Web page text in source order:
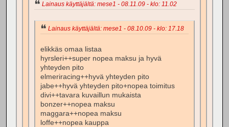
Lainaus käyttäjältä: mese1 - 08.11.09 - klo: 11.02
Lainaus käyttäjältä: mese1 - 08.10.09 - klo: 17.18
elikkäs omaa listaa
hyrsleri++super nopea maksu ja hyvä
yhteyden pito
elmeriracing++hyvä yhteyden pito
jabe++hyvä yhteyden pito+nopea toimitus
divi++tavara kuvaillun mukaista
bonzer++nopea maksu
maggara++nopea maksu
loffe++nopea kauppa